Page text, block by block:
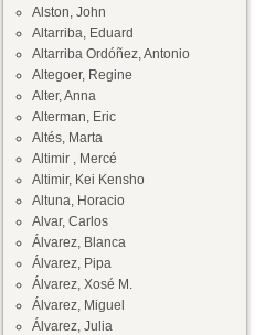
Alston, John
Altarriba, Eduard
Altarriba Ordóñez, Antonio
Altegoer, Regine
Alter, Anna
Alterman, Eric
Altés, Marta
Altimir , Mercé
Altimir, Kei Kensho
Altuna, Horacio
Alvar, Carlos
Álvarez, Blanca
Álvarez, Pipa
Álvarez, Xosé M.
Álvarez, Miguel
Álvarez, Julia